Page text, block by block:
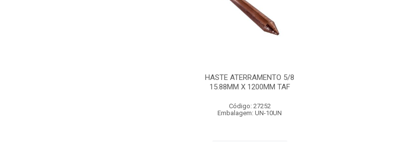
HASTE ATERRAMENTO 5/8
15.88MM X 1200MM TAF
Código: 27252
Embalagem: UN-10UN